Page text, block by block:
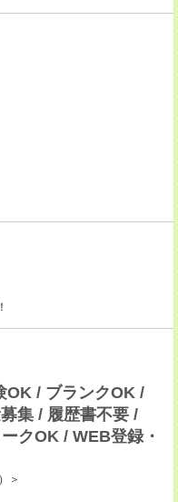
OK / ブランクOK /
集 / 履歴書不要 /
クOK / WEB登録・
＞